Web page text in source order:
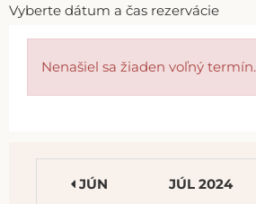
Vyberte dátum a čas rezervácie
Nenašiel sa žiaden voľný termín.
JÚN JÚL 2024